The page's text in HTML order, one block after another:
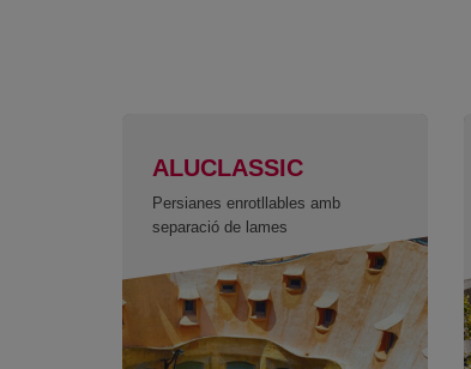
ALUCLASSIC
Persianes enrotllables amb
separació de lames